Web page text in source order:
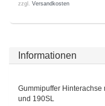
zzgl. Versandkosten
Informationen
Gummipuffer Hinterachse
und 190SL